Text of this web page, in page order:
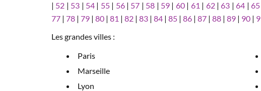
| 52 | 53 | 54 | 55| 56| 57 | 58 | 59 | 60| 61 | 62|63 |64 | 65
77 | 78 | 79 | 80 | 81 | 82 | 83 | 84 | 85 | 86 | 87 | 88 | 89 | 90 |
Les grandes villes :
Paris
Marseille
Lyon